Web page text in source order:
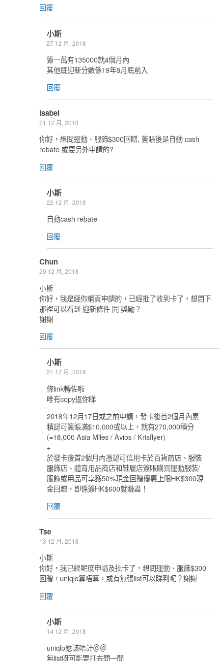
回覆
小斯
27 12 月, 2018
簽一萬有135000就4個月內
其他既迎新分數係19年8月底前入
回覆
Isabel
21 12 月, 2018
你好，想問運動、服飾$300回贈, 簽賬後是自動 cash
rebate 或要叧外申請的?
回覆
小斯
22 12 月, 2018
自動cash rebate
回覆
Chun
20 12 月, 2018
小斯
你好，我是經你網頁申請的，已經批了收到卡了，想問下
那裡可以看到 迎新條件 同 獎勵？
謝謝
回覆
小斯
21 12 月, 2018
條link轉佐啦
唯有copy返你睇
2018年12月17日或之前申請，發卡後首2個月內累
積認可簽賬滿$10,000或以上，就有270,000積分
(=18,000 Asia Miles / Avios / Krisflyer)
+
於發卡後首2個月內憑認可信用卡於百貨商店、服裝
服飾店、體育用品商店和鞋履店簽賬購買運動服裝/
服飾或用品可享獲50%現金回贈優惠上限HK$300現
金回贈，即係簽HK$600就賺盡！
回覆
Tse
13 12 月, 2018
小斯
你好，我已經呢度申請及批卡了，想問運動、服飾$300
回贈，uniqlo算唔算，或有無張list可以睇到呢？謝謝
回覆
小斯
14 12 月, 2018
uniqlo應該唔計＠＠
無list呀可能要打去問一問